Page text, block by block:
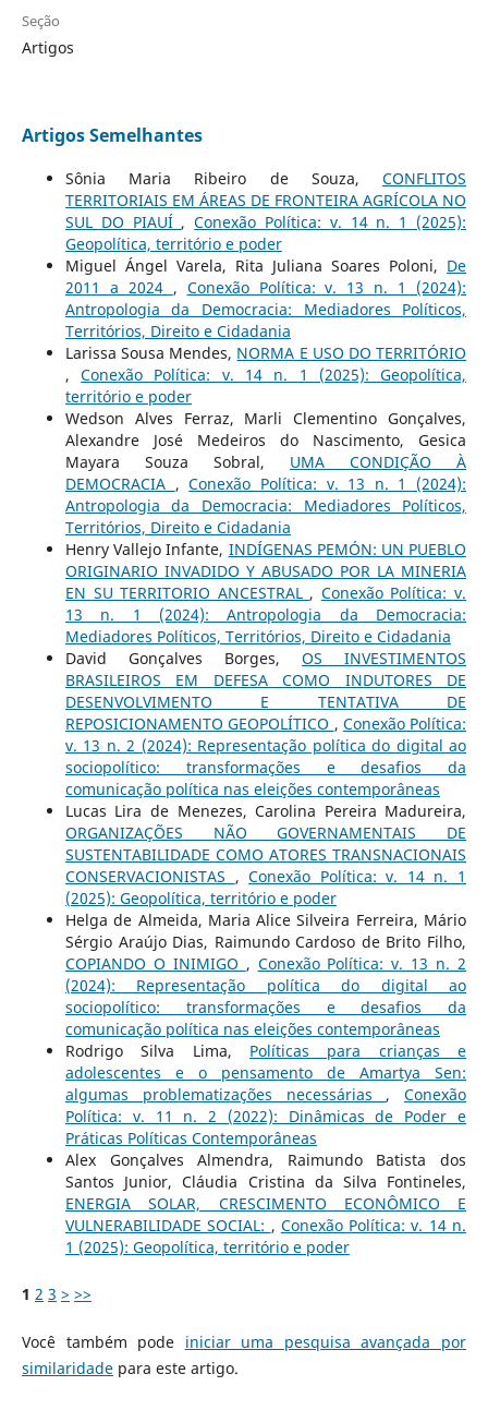
Seção
Artigos
Artigos Semelhantes
Sônia Maria Ribeiro de Souza,CONFLITOS
TERRITORIAIS EM ÁREAS DE FRONTEIRA AGRÍCOLA NO
SUL DO PIAUÍ ,Conexão Política: v. 14 n. 1 (2025):
Geopolítica, território e poder
Miguel Ángel Varela, Rita Juliana Soares Poloni, De
2011 a 2024 , Conexão Política: v. 13 n. 1 (2024):
Antropologia da Democracia: Mediadores Políticos,
Territórios, Direito e Cidadania
Larissa Sousa Mendes, NORMA E USO DO TERRITÓRIO
,Conexão Política: v. 14 n. 1 (2025): Geopolítica,
território e poder
Wedson Alves Ferraz, Marli Clementino Gonçalves,
Alexandre José Medeiros do Nascimento, Gesica
Mayara Souza Sobral, UMA CONDIÇÃO À
DEMOCRACIA ,Conexão Política: v. 13 n. 1 (2024):
Antropologia da Democracia: Mediadores Políticos,
Territórios, Direito e Cidadania
Henry Vallejo Infante, INDÍGENAS PEMÓN: UN PUEBLO
ORIGINARIO INVADIDO Y ABUSADO POR LA MINERIA
EN SU TERRITORIO ANCESTRAL , Conexão Política: v.
13 n. 1 (2024): Antropologia da Democracia:
Mediadores Políticos, Territórios, Direito e Cidadania
David Gonçalves Borges,OS INVESTIMENTOS
BRASILEIROS EM DEFESA COMO INDUTORES DE
DESENVOLVIMENTO E TENTATIVA DE
REPOSICIONAMENTO GEOPOLÍTICO , Conexão Política:
v. 13 n. 2 (2024): Representação política do digital ao
sociopolítico: transformações e desafios da
comunicação política nas eleições contemporâneas
Lucas Lira de Menezes, Carolina Pereira Madureira,
ORGANIZAÇÕES NÃO GOVERNAMENTAIS DE
SUSTENTABILIDADE COMO ATORES TRANSNACIONAIS
CONSERVACIONISTAS ,Conexão Política: v. 14 n. 1
(2025): Geopolítica, território e poder
Helga de Almeida, Maria Alice Silveira Ferreira, Mário
Sérgio Araújo Dias, Raimundo Cardoso de Brito Filho,
COPIANDO O INIMIGO , Conexão Política: v. 13 n. 2
(2024): Representação política do digital ao
sociopolítico: transformações e desafios da
comunicação política nas eleições contemporâneas
Rodrigo Silva Lima, Políticas para crianças e
adolescentes e o pensamento de Amartya Sen:
algumas problematizações necessárias ,Conexão
Política: v. 11 n. 2 (2022): Dinâmicas de Poder e
Práticas Políticas Contemporâneas
Alex Gonçalves Almendra, Raimundo Batista dos
Santos Junior, Cláudia Cristina da Silva Fontineles,
ENERGIA SOLAR, CRESCIMENTO ECONÔMICO E
VULNERABILIDADE SOCIAL: , Conexão Política: v. 14 n.
1 (2025): Geopolítica, território e poder
1 2 3 > >>
Você também pode iniciar uma pesquisa avançada por
similaridadepara este artigo.